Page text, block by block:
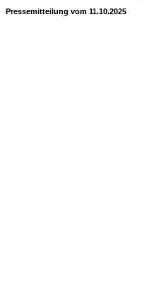
Pressemitteilung vom 11.10.2025